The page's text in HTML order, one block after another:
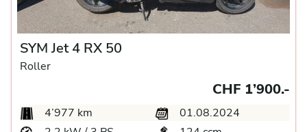
SYM Jet 4 RX 50
Roller
CHF 1’900.-
4’977 km
01.08.2024